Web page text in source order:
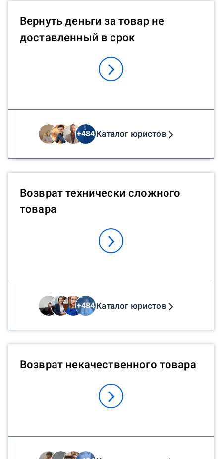
Вернуть деньги за товар не
доставленный в срок
+484Каталог юристов
Возврат технически сложного
товара
+484Каталог юристов
Возврат некачественного товара